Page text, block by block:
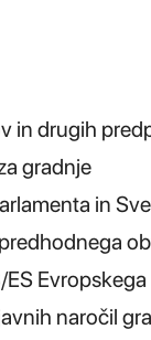
in drugih
gradnje
in
Evropskega
naročil